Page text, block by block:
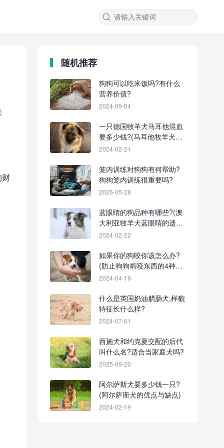
财
随机推荐
狗狗可以吃米饭吗?有什么
营养价值?
2024-09-04
一只德国牧羊犬马耳他混血
要多少钱?(马耳他牧羊犬的
优点和缺点)
2024-02-21
笼内训练对狗狗有何帮助?
狗狗笼内训练很重要吗?
2026-05-28
蓝眼睛的狗品种有哪些?(澳
大利亚牧羊犬蓝眼睛的遗传
学与护理)
2024-02-22
如果你的狗咬你该怎么办?
(防止狗狗啃咬东西的4种方
法)
2024-04-19
什么是英国奶油腊肠犬,样貌
特征长什么样?
2024-07-01
西施犬和约克夏交配的后代
叫什么名?适合当家庭犬吗?
2025-09-20
阿尔萨斯犬要多少钱一只?
(阿尔萨斯犬的优点与缺点)
2024-02-19